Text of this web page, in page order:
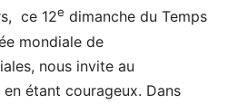
ce 12e dimanche du Temps
mondiale de
nous invite au
étant courageux. Dans